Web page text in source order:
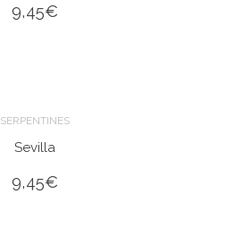
9,45€
SERPENTINES
Sevilla
9,45€